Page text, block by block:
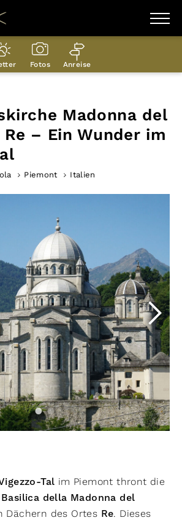
Fotos Anreise
Madonna del
Re – Ein Wunder im
Piemont Italien
Tal im Piemont thront die
Basilica della Madonna del
Dächern des Ortes Re. Dieses